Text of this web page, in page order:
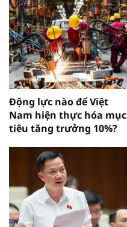
Động lực nào để Việt
Nam hiện thực hóa mục
tiêu tăng trưởng 10%?